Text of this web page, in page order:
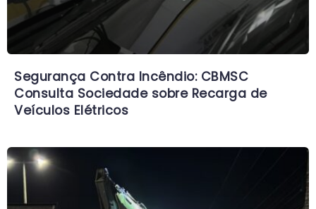
Segurança Contra Incêndio: CBMSC
Consulta Sociedade sobre Recarga de
Veículos Elétricos